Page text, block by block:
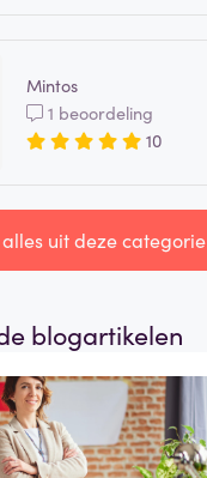
Mintos
1 beoordeling
10
uit deze categorie
blogartikelen